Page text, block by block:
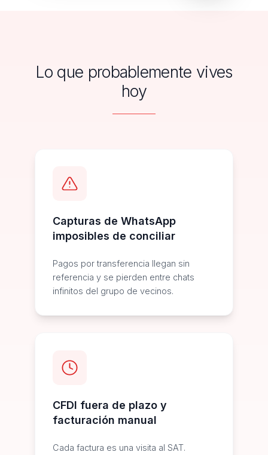
Lo que probablemente vives
hoy
Capturas de WhatsApp
imposibles de conciliar
Pagos por transferencia llegan sin
referencia y se pierden entre chats
infinitos del grupo de vecinos.
CFDI fuera de plazo y
facturación manual
Cada factura es una visita al SAT.